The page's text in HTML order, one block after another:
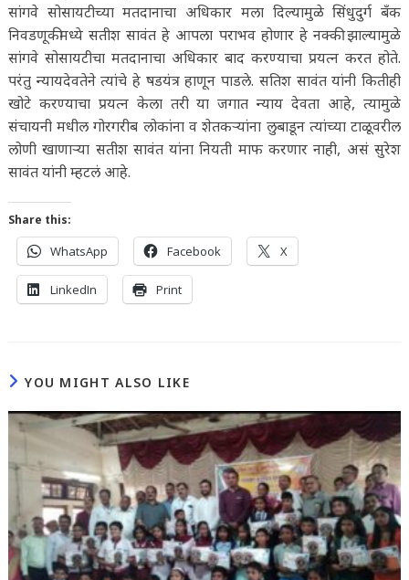
सांगवे सोसायटीच्या मतदानाचा अधिकार मला दिल्यामुळे सिंधुदुर्ग बँक
निवडणूकीमध्ये सतीश सावंत हे आपला पराभव होणार हे नक्की झाल्यामुळे
सांगवे सोसायटीचा मतदानाचा अधिकार बाद करण्याचा प्रयत्न करत होते.
परंतु न्यायदेवतेने त्यांचे हे षडयंत्र हाणून पाडले. सतिश सावंत यांनी कितीही
खोटे करण्याचा प्रयत्न केला तरी या जगात न्याय देवता आहे, त्यामुळे
संचायनी मधील गोरगरीब लोकांना व शेतकऱ्यांना लुबाडून त्यांच्या टाळूवरील
लोणी खाणाऱ्या सतीश सावंत यांना नियती माफ करणार नाही, असं सुरेश
सावंत यांनी म्हटलं आहे.
Share this:
WhatsApp Facebook X
LinkedIn Print
YOU MIGHT ALSO LIKE